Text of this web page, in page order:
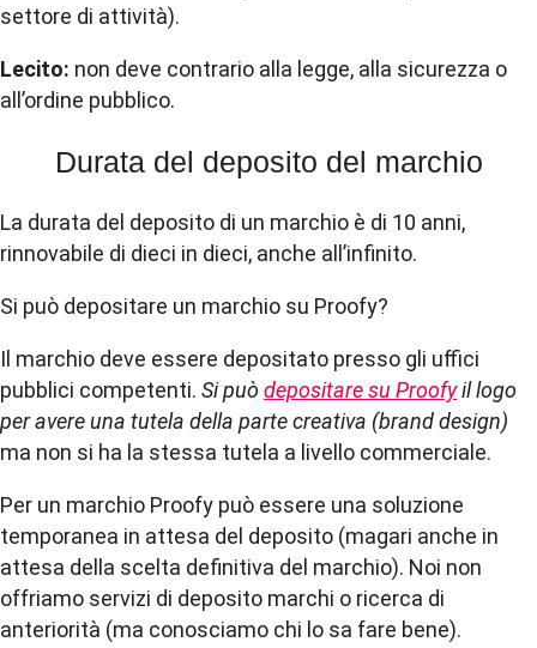
settore di attività).
Lecito: non deve contrario alla legge, alla sicurezza o
all’ordine pubblico.
Durata del deposito del marchio
La durata del deposito di un marchio è di 10 anni,
rinnovabile di dieci in dieci, anche all’infinito.
Si può depositare un marchio su Proofy?
Il marchio deve essere depositato presso gli uffici
pubblici competenti. Si puòdepositare su Proofyil logo
per avere una tutela della parte creativa (brand design)
ma non si ha la stessa tutela a livello commerciale.
Per un marchio Proofy può essere una soluzione
temporanea in attesa del deposito (magari anche in
attesa della scelta definitiva del marchio). Noi non
offriamo servizi di deposito marchi o ricerca di
anteriorità (ma conosciamo chi lo sa fare bene).